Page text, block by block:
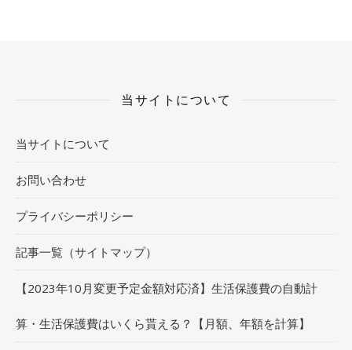
当サイトについて
当サイトについて
お問い合わせ
プライバシーポリシー
記事一覧（サイトマップ）
【2023年10月変更予定金額対応済】生活保護費の自動計
算・生活保護費はいくら貰える？【月額、年額を計算】